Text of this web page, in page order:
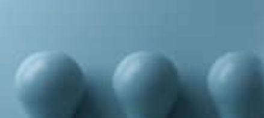
Overijssel
Utrecht
Zeeland